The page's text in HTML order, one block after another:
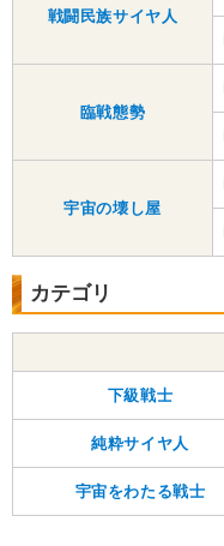
戦闘民族サイヤ人
臨戦態勢
宇宙の壊し屋
カテゴリ
下級戦士
純粋サイヤ人
宇宙をわたる戦士